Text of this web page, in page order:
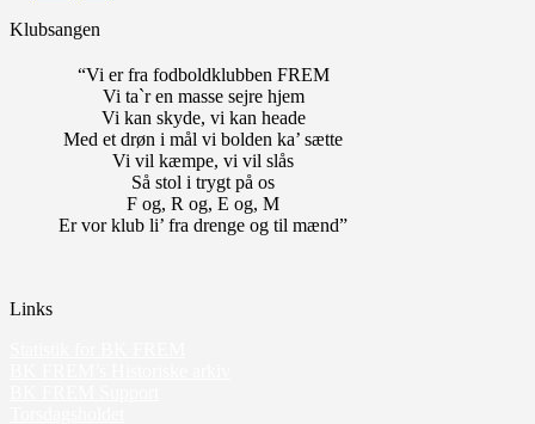
Klubsangen
“Vi er fra fodboldklubben FREM
Vi ta`r en masse sejre hjem
Vi kan skyde, vi kan heade
Med et drøn i mål vi bolden ka’ sætte
Vi vil kæmpe, vi vil slås
Så stol i trygt på os
F og, R og, E og, M
Er vor klub li’ fra drenge og til mænd”
Links